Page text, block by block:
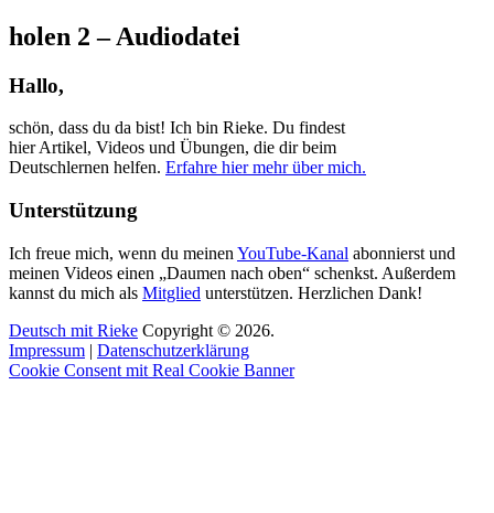
holen 2 – Audiodatei
Hallo,
schön, dass du da bist! Ich bin Rieke. Du findest
hier Artikel, Videos und Übungen, die dir beim
Deutschlernen helfen. Erfahre hier mehr über mich.
Unterstützung
Ich freue mich, wenn du meinen YouTube-Kanal abonnierst und
meinen Videos einen „Daumen nach oben“ schenkst. Außerdem
kannst du mich als Mitglied unterstützen. Herzlichen Dank!
Deutsch mit Rieke Copyright © 2026.
Impressum | Datenschutzerklärung
Cookie Consent mit Real Cookie Banner